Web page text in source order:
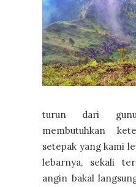
turun dari
membutuhkan
setepak yang kami
lebarnya, sekali
angin bakal